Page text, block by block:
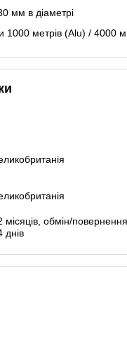
мм в діаметрі
1000 метрів (Alu) / 4000
місяців, обмін/
днів